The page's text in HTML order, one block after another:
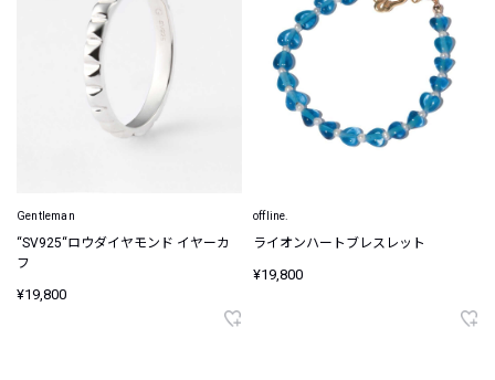
Gentleman
“SV925“ロウダイヤモンド イヤーカ
フ
¥19,800
offline.
ライオンハートブレスレット
¥19,800